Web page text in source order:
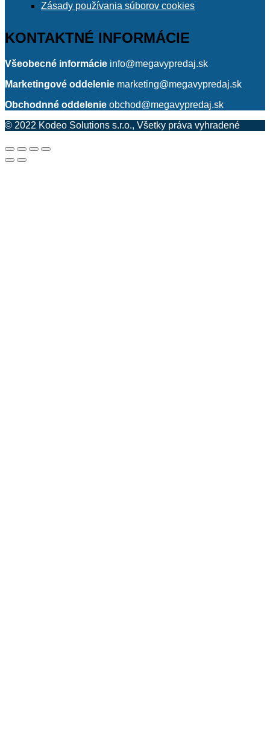
Zásady používania súborov cookies
KONTAKTNÉ INFORMÁCIE
Všeobecné informácie info@megavypredaj.sk
Marketingové oddelenie marketing@megavypredaj.sk
Obchodnné oddelenie obchod@megavypredaj.sk
© 2022 Kodeo Solutions s.r.o., Všetky práva vyhradené